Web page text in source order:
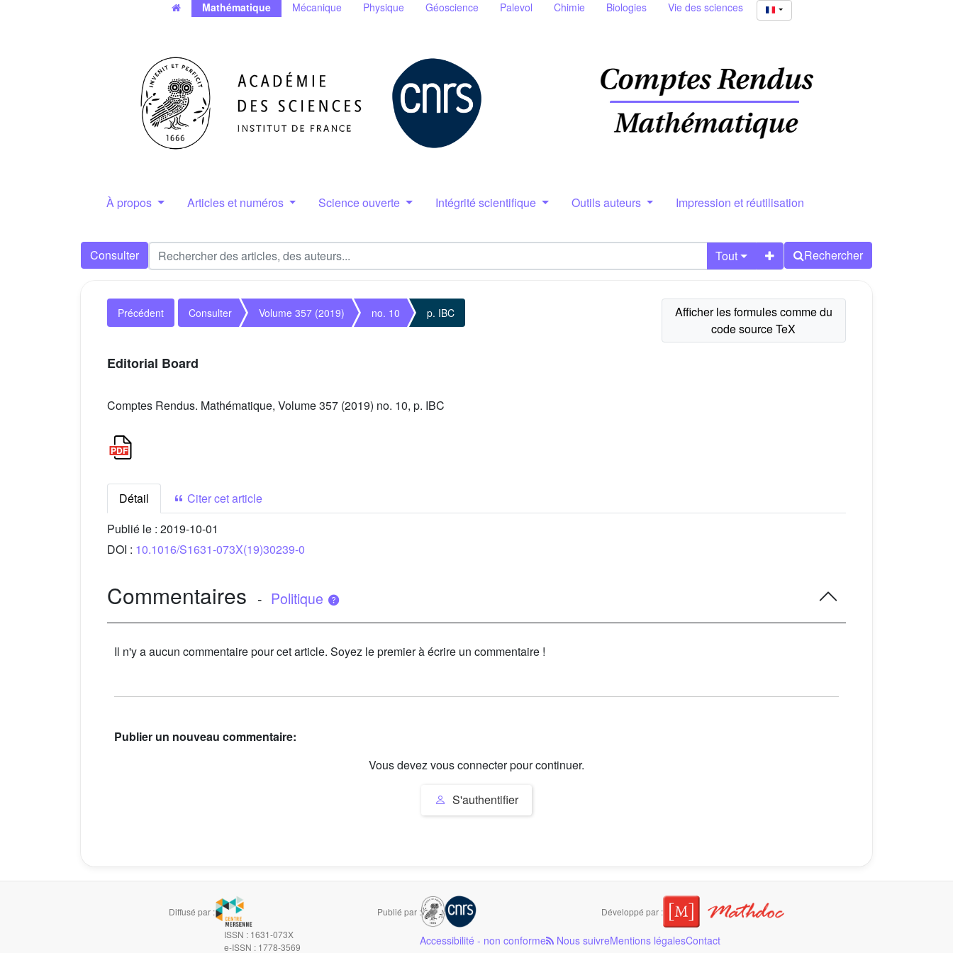
Mathématique Mécanique Physique Géoscience Palevol Chimie Biologies Vie des sciences
À propos Articles et numéros Science ouverte Intégrité scientifique Outils auteurs Impression et réutilisation
Consulter Tout Rechercher
Précédent Consulter Volume 357 (2019) no. 10 p. IBC
Editorial Board
Comptes Rendus. Mathématique, Volume 357 (2019) no. 10, p. IBC
Détail
Citer cet article
Publié le : 2019-10-01
DOI : 10.1016/S1631-073X(19)30239-0
Commentaires - Politique
Il n'y a aucun commentaire pour cet article. Soyez le premier à écrire un commentaire !
Publier un nouveau commentaire:
Vous devez vous connecter pour continuer.
S'authentifier
Diffusé par : Publié par :
Développé par :
ISSN : 1631-073X
e-ISSN : 1778-3569
Accessibilité - non conforme Nous suivreMentions légalesContact